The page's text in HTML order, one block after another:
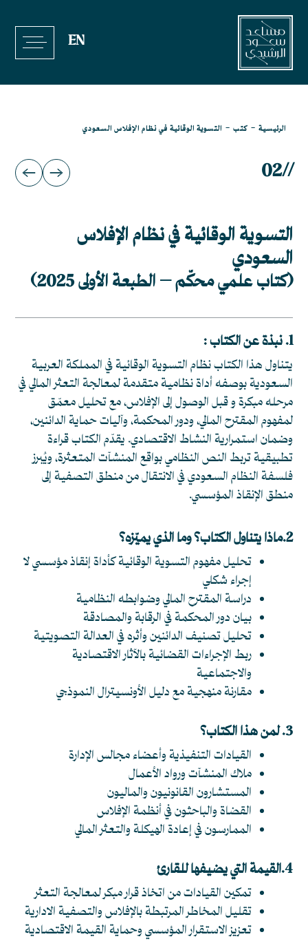
المحتوى
EN
الرئيسية - كتب - التسوية الوقائية في نظام الإفلاس السعودي
//
02
التسوية الوقائية في نظام الإفلاس
السعودي
(كتاب علمي محكّم – الطبعة الأولى 2025)
1. نبذة عن الكتاب :
يتناول هذا الكتاب نظام التسوية الوقائية في المملكة العربية
السعودية بوصفه أداة نظامية متقدمة لمعالجة التعثر المالي في
مرحله مبكرة و قبل الوصول إلى الإفلاس، مع تحليل معمّق
لمفهوم المقترح المالي، ودور المحكمة، وآليات حماية الدائنين،
وضمان استمرارية النشاط الاقتصادي. يقدّم الكتاب قراءة
تطبيقية تربط النص النظامي بواقع المنشآت المتعثرة، ويُبرز
فلسفة النظام السعودي في الانتقال من منطق التصفية إلى
منطق الإنقاذ المؤسسي.
2.ماذا يتناول الكتاب؟ وما الذي يميّزه؟
تحليل مفهوم التسوية الوقائية كأداة إنقاذ مؤسسي لا
إجراء شكلي
دراسة المقترح المالي وضوابطه النظامية
بيان دور المحكمة في الرقابة والمصادقة
تحليل تصنيف الدائنين وأثره في العدالة التصويتية
ربط الإجراءات القضائية بالآثار الاقتصادية
والاجتماعية
مقارنة منهجية مع دليل الأونسيترال النموذجي
3. لمن هذا الكتاب؟
القيادات التنفيذية وأعضاء مجالس الإدارة
ملاك المنشآت ورواد الأعمال
المستشارون القانونيون والماليون
القضاة والباحثون في أنظمة الإفلاس
الممارسون في إعادة الهيكلة والتعثر المالي
4.القيمة التي يضيفها للقارئ
تمكين القيادات من اتخاذ قرار مبكر لمعالجة التعثر
تقليل المخاطر المرتبطة بالإفلاس والتصفية الادارية
تعزيز الاستقرار المؤسسي وحماية القيمة الاقتصادية